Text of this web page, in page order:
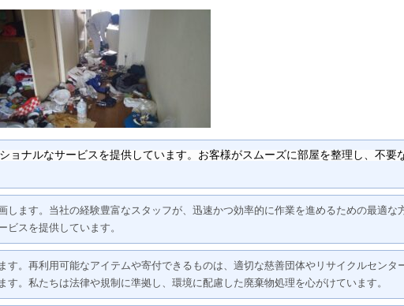
ョナルなサービスを提供しています。お客様がスムーズに部屋を整理し、不要
ます。当社の経験豊富なスタッフが、迅速かつ効率的に作業を進めるための最適な
スを提供しています。
。再利用可能なアイテムや寄付できるものは、適切な慈善団体やリサイクルセンタ
。私たちは法律や規制に準拠し、環境に配慮した廃棄物処理を心がけています。